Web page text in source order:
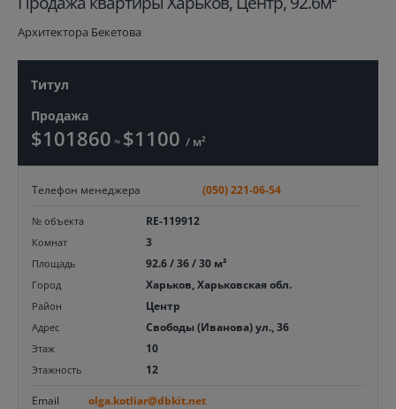
Архитектора Бекетова
Титул
Продажа
$101860 ≈ $1100 / м²
Телефон менеджера (050) 221-06-54
№ объекта RE-119912
Комнат 3
Площадь 92.6 / 36 / 30 м²
Город Харьков, Харьковская обл.
Район Центр
Адрес Свободы (Иванова) ул., 36
Этаж 10
Этажность 12
Email olga.kotliar@dbkit.net